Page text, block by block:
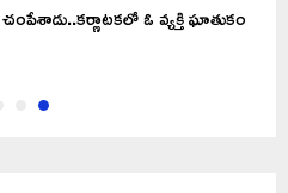
ఓ వ్యక్తి ఘాతుకం